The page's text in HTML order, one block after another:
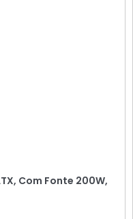
Com Fonte 200W,